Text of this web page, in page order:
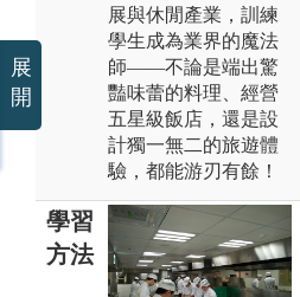
展與休閒產業，訓練
學生成為業界的魔法
師——不論是端出驚
豔味蕾的料理、經營
五星級飯店，還是設
計獨一無二的旅遊體
驗，都能游刃有餘！
學習
方法
展
開